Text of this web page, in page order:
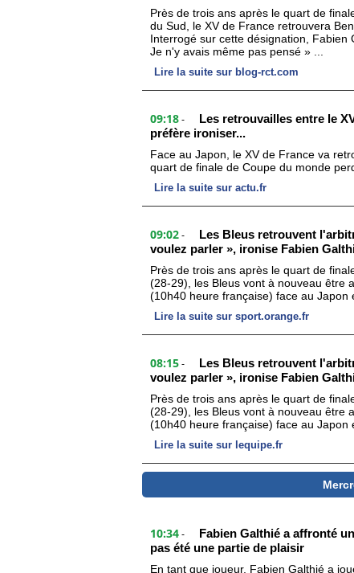
Près de trois ans après le quart de
du Sud, le XV de France retrouvera
Interrogé sur cette désignation,
Je n'y avais même pas pensé » ...
Lire la suite sur blog-rct.com
09:18 -
Les retrouvailles entre le
préfère ironiser...
Face au Japon, le XV de France va
quart de finale de Coupe du monde
Lire la suite sur actu.fr
09:02 -
Les Bleus retrouvent
voulez parler », ironise Fabien
Près de trois ans après le quart de
(28-29), les Bleus vont à nouveau être
(10h40 heure française) face au
Lire la suite sur sport.orange.fr
08:15 -
Les Bleus retrouvent
voulez parler », ironise Fabien
Près de trois ans après le quart de
(28-29), les Bleus vont à nouveau être
(10h40 heure française) face au Japon
Lire la suite sur lequipe.fr
10:34 -
Fabien Galthié a affronté
pas été une partie de plaisir
En tant que joueur, Fabien Galthié a